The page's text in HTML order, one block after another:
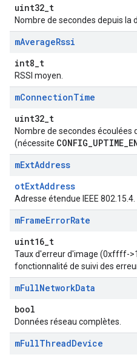
uint32_t
Nombre de secondes depuis la
mAverageRssi
int8_t
RSSI moyen.
mConnectionTime
uint32_t
Nombre de secondes
(nécessite
mExtAddress
otExtAddress
Adresse étendue IEEE 802.15.4.
mFrameErrorRate
uint16_t
Taux d'erreur d'image (0xffff-
fonctionnalité de suivi des
mFullNetworkData
bool
Données réseau complètes.
mFullThreadDevice